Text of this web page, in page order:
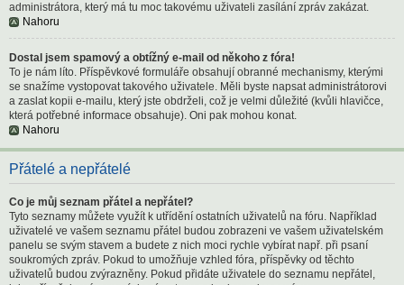
administrátora, který má tu moc takovému uživateli zasílání zpráv zakázat.
Nahoru
Dostal jsem spamový a obtížný e-mail od někoho z fóra!
To je nám líto. Příspěvkové formuláře obsahují obranné mechanismy, kterými
se snažíme vystopovat takového uživatele. Měli byste napsat administrátorovi
a zaslat kopii e-mailu, který jste obdrželi, což je velmi důležité (kvůli hlavičce,
která potřebné informace obsahuje). Oni pak mohou konat.
Nahoru
Přátelé a nepřátelé
Co je můj seznam přátel a nepřátel?
Tyto seznamy můžete využít k utřídění ostatních uživatelů na fóru. Například
uživatelé ve vašem seznamu přátel budou zobrazeni ve vašem uživatelském
panelu se svým stavem a budete z nich moci rychle vybírat např. při psaní
soukromých zpráv. Pokud to umožňuje vzhled fóra, příspěvky od těchto
uživatelů budou zvýrazněny. Pokud přidáte uživatele do seznamu nepřátel,